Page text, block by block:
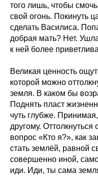
того лишь, чтобы
свой огонь. Покинуть
сделать Василиса.
добрая мать? Нет.
к ней более
Великая ценность
которой можно
земля. В каком бы
Поднять пласт
чуть глубже.
другому. Оттолкнуться
вопрос «Кто я?», как
стать землёй, равной
совершенно иной,
иди. Иди, ты сама